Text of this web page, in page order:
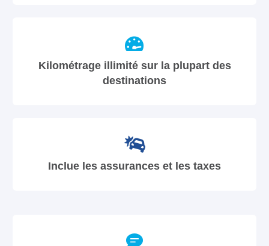
Kilométrage illimité sur la plupart des
destinations
Inclue les assurances et les taxes